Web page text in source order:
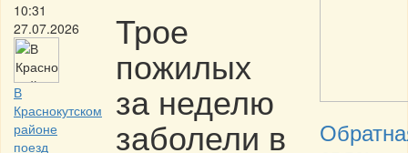
10:31
27.07.2026
В
Краснокутском
районе
поезд
Трое
пожилых
за неделю
заболели в